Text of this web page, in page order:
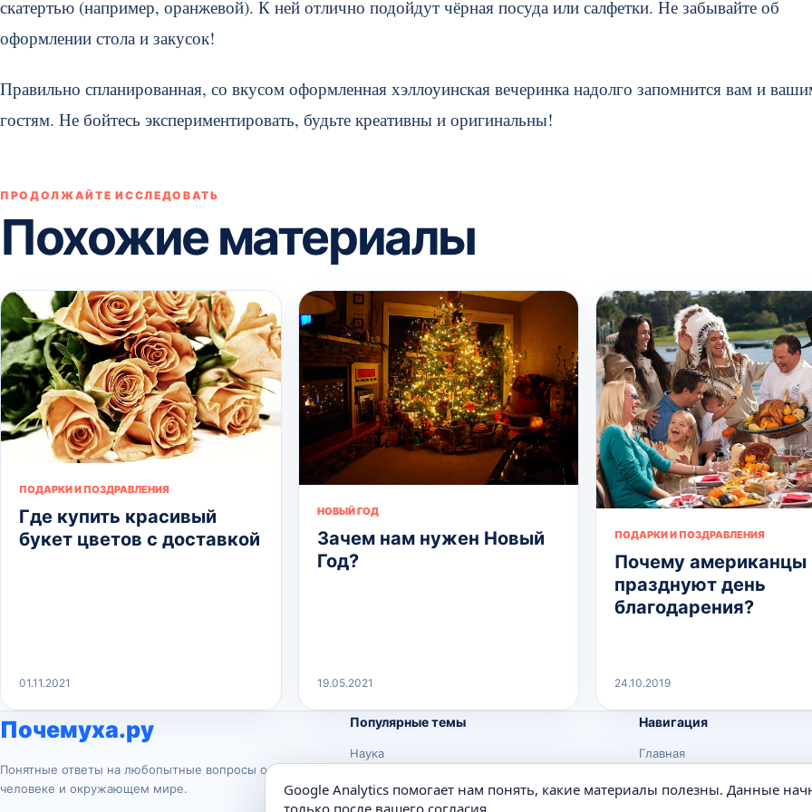
скатертью (например, оранжевой). К ней отлично подойдут чёрная посуда или салфетки. Не забывайте об
оформлении стола и закусок!
Правильно спланированная, со вкусом оформленная хэллоуинская вечеринка надолго запомнится вам и
гостям. Не бойтесь экспериментировать, будьте креативны и оригинальны!
ПРОДОЛЖАЙТЕ ИССЛЕДОВАТЬ
Похожие материалы
ПОДАРКИ И ПОЗДРАВЛЕНИЯ
Где купить красивый
букет цветов с доставкой
01.11.2021
НОВЫЙ ГОД
Зачем нам нужен Новый
Год?
19.05.2021
ПОДАРКИ И ПОЗДРАВЛЕНИЯ
Почему американцы
празднуют день
благодарения?
24.10.2019
Почемуха.ру
Понятные ответы на любопытные вопросы о
человеке и окружающем мире.
Популярные темы
Наука
Животные
Навигация
Главная
Google Analytics помогает нам понять, какие материалы полезны. Данные
только после вашего согласия.